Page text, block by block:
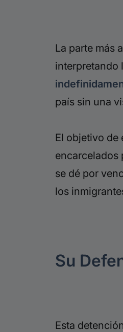
La parte más
interpretando
país sin una
El objetivo de
encarcelados
se dé por
los
Su
Esta